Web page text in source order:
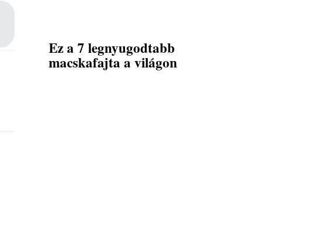
Ez a 7 legnyugodtabb
macskafajta a világon